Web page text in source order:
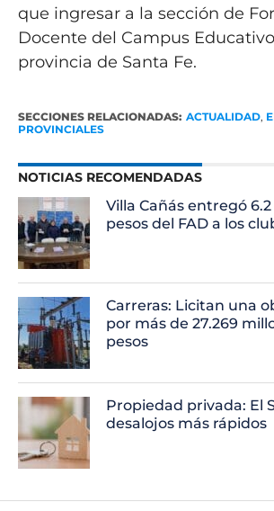
que ingresar a la sección de
Docente del Campus
provincia de Santa Fe.
SECCIONES RELACIONADAS: ACTUALIDAD,
PROVINCIALES
NOTICIAS RECOMENDADAS
Villa Cañás entregó
pesos del FAD a los
Carreras: Licitan una
por más de 27.269
pesos
Propiedad privada: El
desalojos más rápidos